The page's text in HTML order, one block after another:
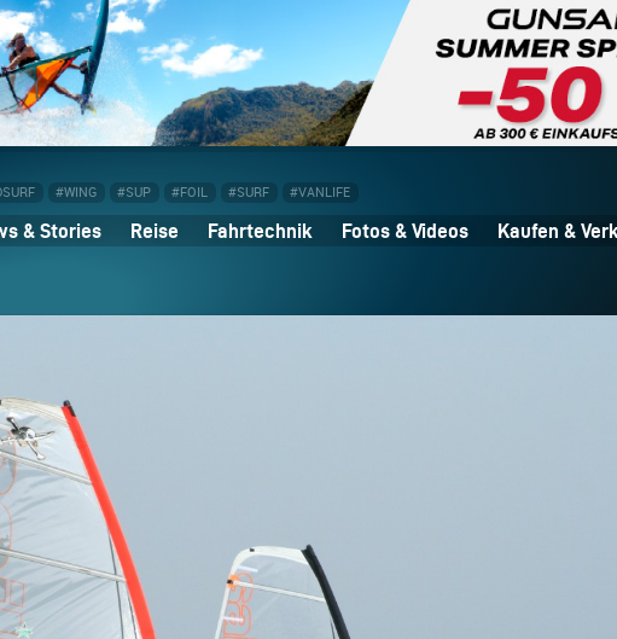
#WING #SUP #FOIL #SURF #VANLIFE
& Stories Reise Fahrtechnik Fotos & Videos Kaufen &